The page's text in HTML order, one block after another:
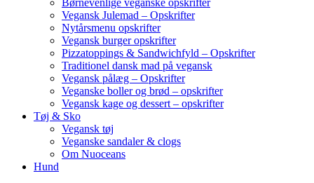
Vegansk Julemad – Opskrifter
Nytårsmenu opskrifter
Vegansk burger opskrifter
Pizzatoppings & Sandwichfyld – Opskrifter
Traditionel dansk mad på vegansk
Vegansk pålæg – Opskrifter
Veganske boller og brød – opskrifter
Vegansk kage og dessert – opskrifter
Tøj & Sko
Vegansk tøj
Veganske sandaler & clogs
Om Nuoceans
Hund